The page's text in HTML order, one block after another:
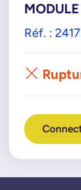
Réf. :